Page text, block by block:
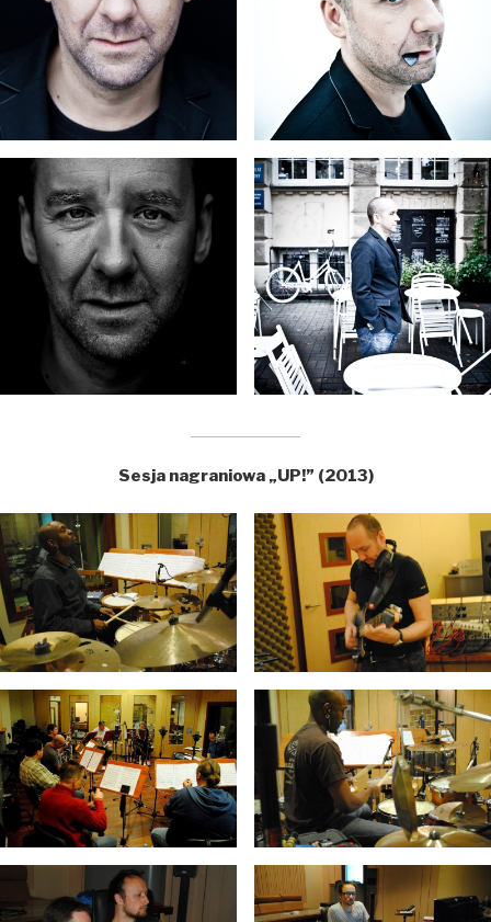
Sesja nagraniowa „UP!” (2013)